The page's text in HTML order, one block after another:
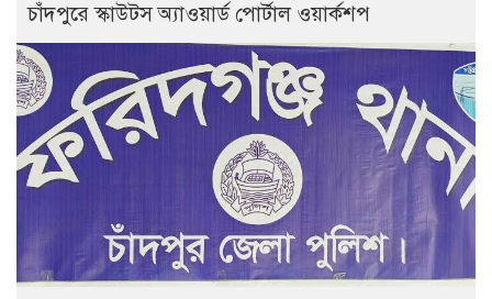
চাঁদপুরে স্কাউটস অ্যাওয়ার্ড পোর্টাল ওয়ার্কশপ